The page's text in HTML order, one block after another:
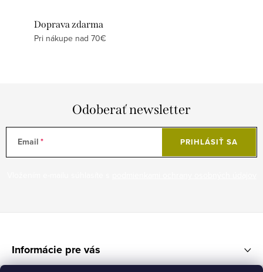
Doprava zdarma
Pri nákupe nad 70€
Odoberať newsletter
Email PRIHLÁSIŤ SA
p
Informácie pre vás